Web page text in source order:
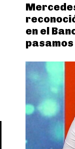
en el
pasamos